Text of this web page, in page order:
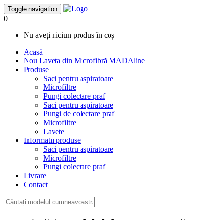
Toggle navigation
0
Nu aveți niciun produs în coș
Acasă
Nou Laveta din Microfibră MADAline
Produse
Saci pentru aspiratoare
Microfiltre
Pungi colectare praf
Saci pentru aspiratoare
Pungi de colectare praf
Microfiltre
Lavete
Informatii produse
Saci pentru aspiratoare
Microfiltre
Pungi colectare praf
Livrare
Contact